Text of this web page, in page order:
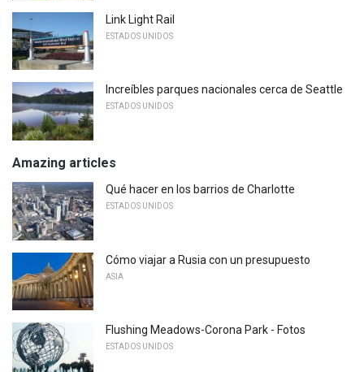
Link Light Rail
ESTADOS UNIDOS
Increíbles parques nacionales cerca de Seattle
ESTADOS UNIDOS
Amazing articles
Qué hacer en los barrios de Charlotte
ESTADOS UNIDOS
Cómo viajar a Rusia con un presupuesto
ASIA
Flushing Meadows-Corona Park - Fotos
ESTADOS UNIDOS